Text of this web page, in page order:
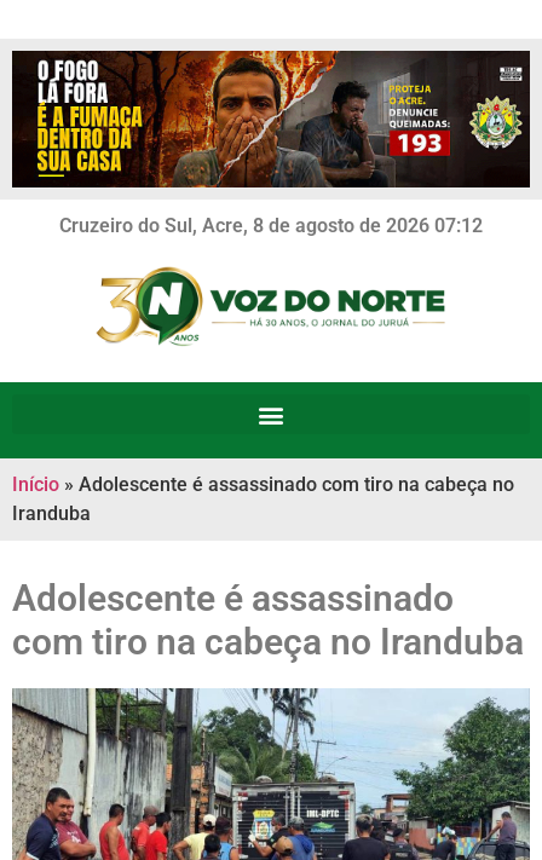
Cruzeiro do Sul, Acre, 8 de agosto de 2026 07:12
Início » Adolescente é assassinado com tiro na cabeça no
Iranduba
Adolescente é assassinado
com tiro na cabeça no Iranduba